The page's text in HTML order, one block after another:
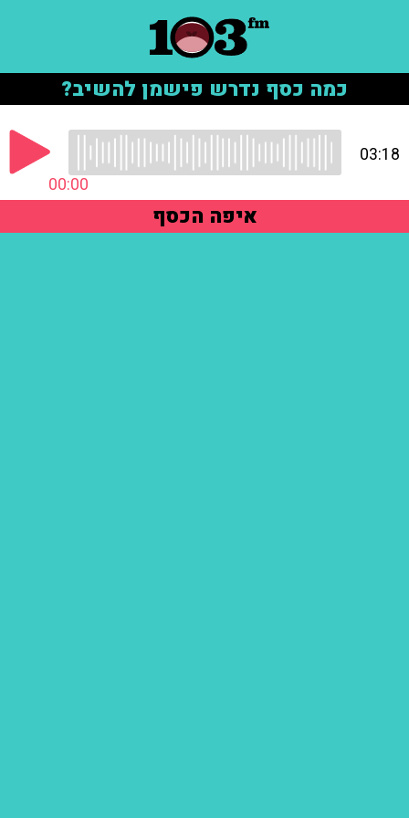
כמה כסף נדרש פישמן להשיב?
00:00
03:18
איפה הכסף